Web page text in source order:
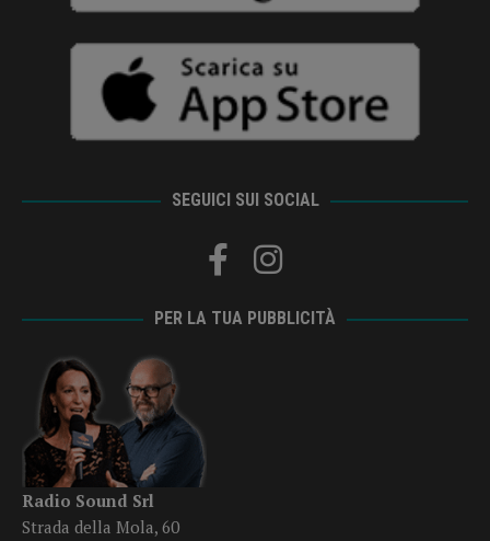
SEGUICI SUI SOCIAL
PER LA TUA PUBBLICITÀ
Radio Sound Srl
Strada della Mola, 60